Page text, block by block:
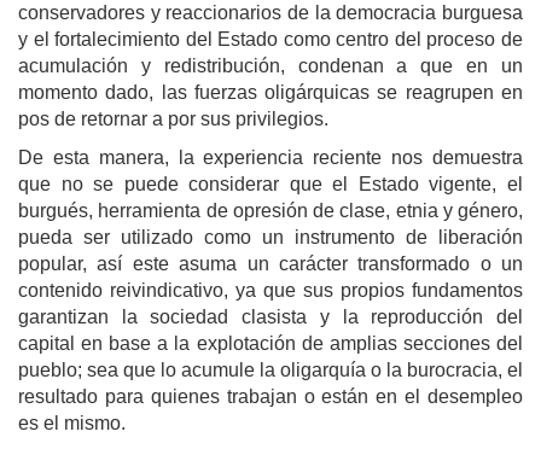
conservadores y reaccionarios de la democracia burguesa
y el fortalecimiento del Estado como centro del proceso de
acumulación y redistribución, condenan a que en un
momento dado, las fuerzas oligárquicas se reagrupen en
pos de retornar a por sus privilegios.
De esta manera, la experiencia reciente nos demuestra
que no se puede considerar que el Estado vigente, el
burgués, herramienta de opresión de clase, etnia y género,
pueda ser utilizado como un instrumento de liberación
popular, así este asuma un carácter transformado o un
contenido reivindicativo, ya que sus propios fundamentos
garantizan la sociedad clasista y la reproducción del
capital en base a la explotación de amplias secciones del
pueblo; sea que lo acumule la oligarquía o la burocracia, el
resultado para quienes trabajan o están en el desempleo
es el mismo.